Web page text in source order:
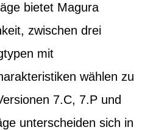
bietet Magura
zwischen drei
mit
wählen zu
7.C, 7.P und
unterscheiden sich in